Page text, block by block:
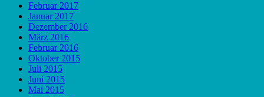
Februar 2017
Januar 2017
Dezember 2016
März 2016
Februar 2016
Oktober 2015
Juli 2015
Juni 2015
Mai 2015